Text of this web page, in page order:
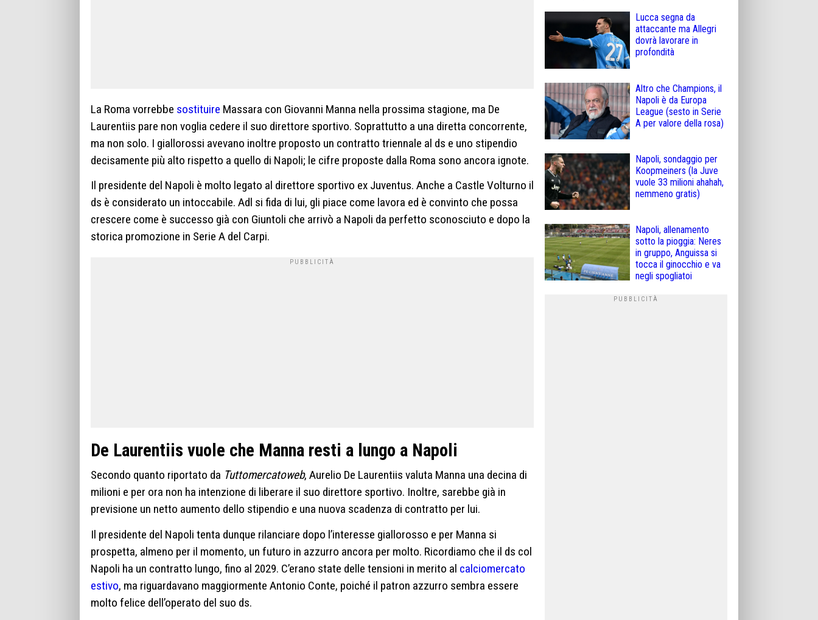
La Roma vorrebbe sostituire Massara con Giovanni Manna nella prossima stagione, ma De
Laurentiis pare non voglia cedere il suo direttore sportivo. Soprattutto a una diretta concorrente,
ma non solo. I giallorossi avevano inoltre proposto un contratto triennale al ds e uno stipendio
decisamente più alto rispetto a quello di Napoli; le cifre proposte dalla Roma sono ancora ignote.
Il presidente del Napoli è molto legato al direttore sportivo ex Juventus. Anche a Castle Volturno il
ds è considerato un intoccabile. Adl si fida di lui, gli piace come lavora ed è convinto che possa
crescere come è successo già con Giuntoli che arrivò a Napoli da perfetto sconosciuto e dopo la
storica promozione in Serie A del Carpi.
De Laurentiis vuole che Manna resti a lungo a Napoli
Secondo quanto riportato da Tuttomercatoweb, Aurelio De Laurentiis valuta Manna una decina di
milioni e per ora non ha intenzione di liberare il suo direttore sportivo. Inoltre, sarebbe già in
previsione un netto aumento dello stipendio e una nuova scadenza di contratto per lui.
Il presidente del Napoli tenta dunque rilanciare dopo l’interesse giallorosso e per Manna si
prospetta, almeno per il momento, un futuro in azzurro ancora per molto. Ricordiamo che il ds col
Napoli ha un contratto lungo, fino al 2029. C’erano state delle tensioni in merito al calciomercato
estivo, ma riguardavano maggiormente Antonio Conte, poiché il patron azzurro sembra essere
molto felice dell’operato del suo ds.
Lucca segna da
attaccante ma Allegri
dovrà lavorare in
profondità
Altro che Champions, il
Napoli è da Europa
League (sesto in Serie
A per valore della rosa)
Napoli, sondaggio per
Koopmeiners (la Juve
vuole 33 milioni ahahah,
nemmeno gratis)
Napoli, allenamento
sotto la pioggia: Neres
in gruppo, Anguissa si
tocca il ginocchio e va
negli spogliatoi